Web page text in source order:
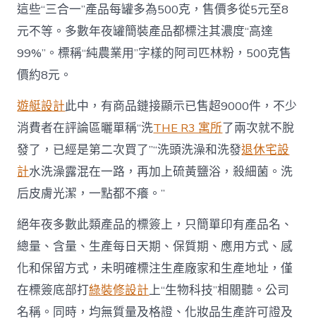
這些“三合一”產品每罐多為500克，售價多從5元至8
元不等。多數年夜罐簡裝產品都標注其濃度“高達
99%”。標稱“純農業用”字樣的阿司匹林粉，500克售
價約8元。
遊艇設計此中，有商品鏈接顯示已售超9000件，不少
消費者在評論區曬單稱“洗THE R3 寓所了兩次就不脫
發了，已經是第二次買了”“洗頭洗澡和洗發退休宅設
計水洗澡露混在一路，再加上硫黃鹽浴，殺細菌。洗
后皮膚光潔，一點都不癢。”
絕年夜多數此類產品的標簽上，只簡單印有產品名、
總量、含量、生產每日天期、保質期、應用方式、感
化和保留方式，未明確標注生產廠家和生產地址，僅
在標簽底部打綠裝修設計上“生物科技”相關聽。公司
名稱。同時，均無質量及格證、化妝品生產許可證及